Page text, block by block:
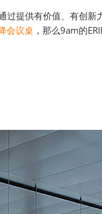
提供有价值、有创新
会议桌 ，那么9am的